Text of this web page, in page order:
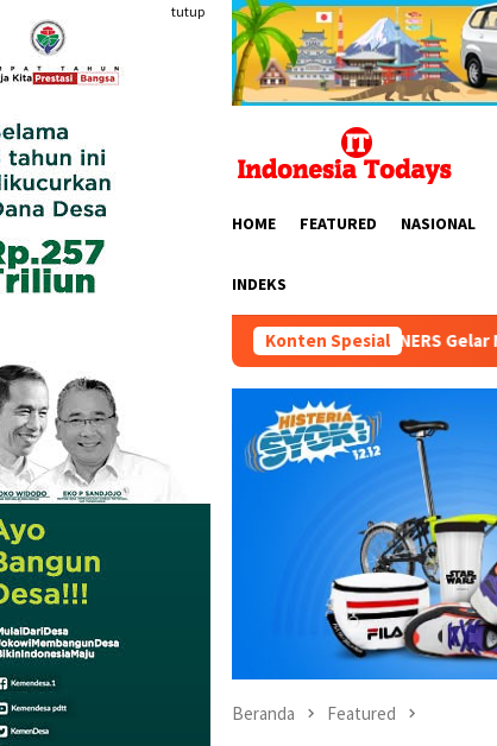
konten
tutup
HOME FEATURED NASIONAL
INDEKS
Konten Spesial
HIPMI MINERS Gelar Mining Nation
Beranda Featured